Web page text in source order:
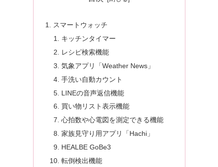
スマートウォッチ
キッチンタイマー
レシピ検索機能
気象アプリ「Weather News」
手洗い自動カウント
LINEの音声返信機能
買い物リスト表示機能
心拍数や心電図を測定できる機能
家族見守り用アプリ「Hachi」
HEALBE GoBe3
転倒検出機能